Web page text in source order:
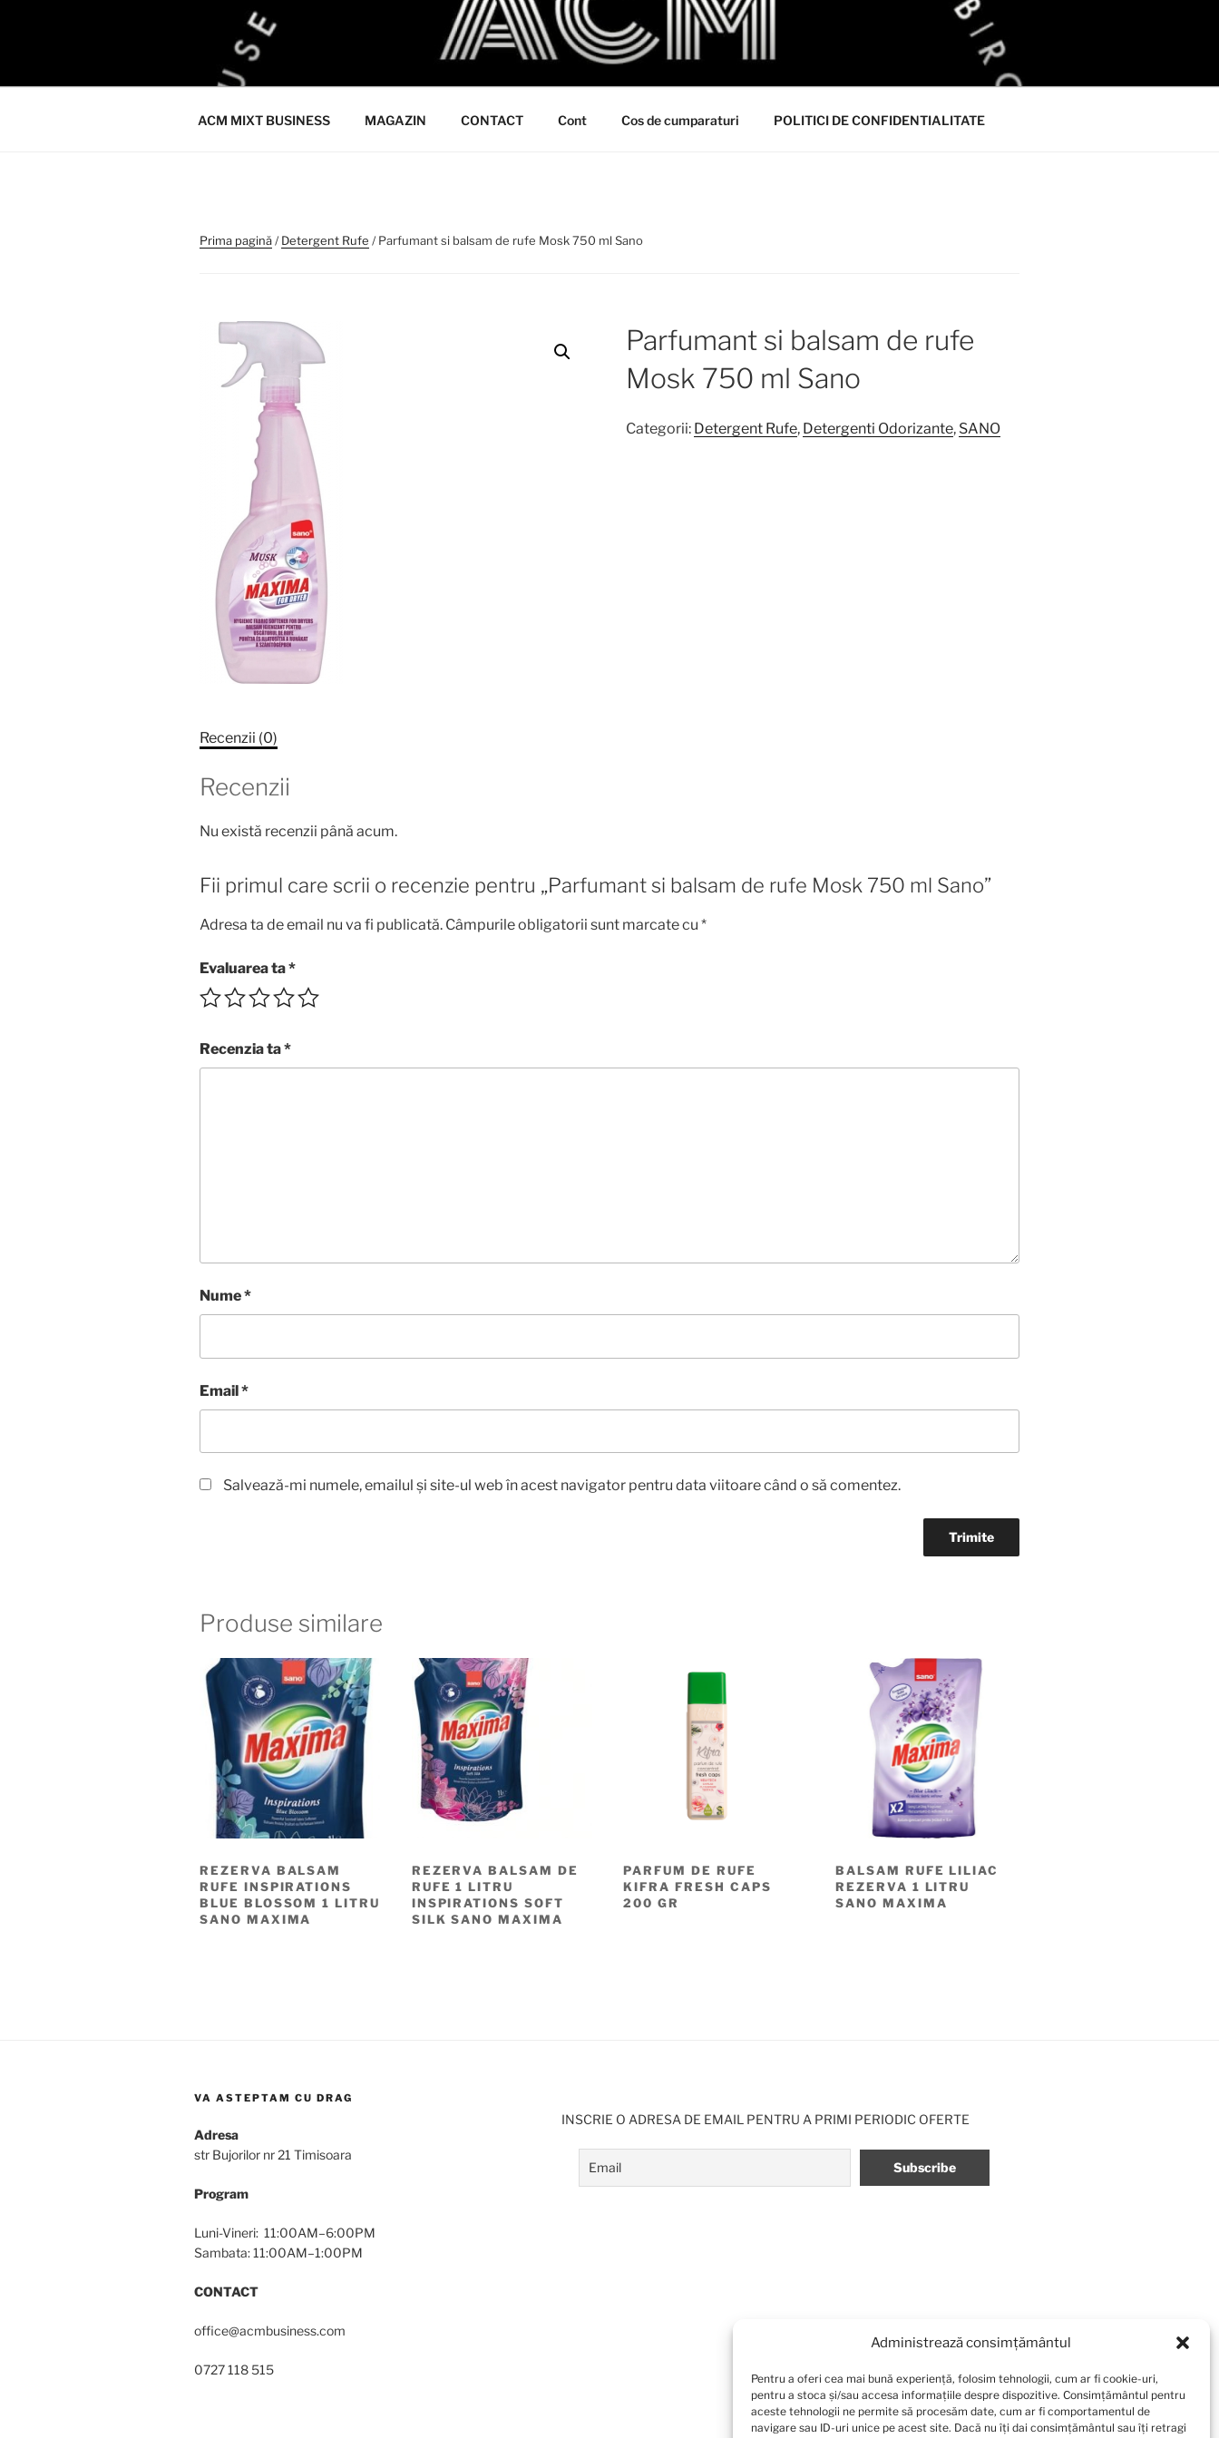
Administrează consimțământul
Pentru a oferi cea mai bună experiență, folosim tehnologii, cum ar fi cookie-uri,
pentru a stoca și/sau accesa informațiile despre dispozitive. Consimțământul pentru
aceste tehnologii ne permite să procesăm date, cum ar fi comportamentul de
navigare sau ID-uri unice pe acest site. Dacă nu îți dai consimțământul sau îți retragi
ACM
ACM VIRTUAL SHOP
ACM MIXT BUSINESS MAGAZIN CONTACT Cont Cos de cumparaturi POLITICI DE CONFIDENTIALITATE
Prima pagină/Detergent Rufe / Parfumant si balsam de rufe Mosk 750 ml Sano
Parfumant si balsam de rufe
Mosk 750 ml Sano
Categorii: Detergent Rufe, Detergenti Odorizante, SANO
Recenzii (0)
Recenzii
Nu există recenzii până acum.
Fii primul care scrii o recenzie pentru „Parfumant si balsam de rufe Mosk 750 ml Sano”
Adresa ta de email nu va fi publicată. Câmpurile obligatorii sunt marcate cu *
Evaluarea ta*
Recenzia ta*
Nume*
Email*
Salvează-mi numele, emailul și site-ul web în acest navigator pentru data viitoare când o să comentez.
Produse similare
REZERVA BALSAM
RUFE INSPIRATIONS
BLUE BLOSSOM 1 LITRU
SANO MAXIMA
REZERVA BALSAM DE
RUFE 1 LITRU
INSPIRATIONS SOFT
SILK SANO MAXIMA
PARFUM DE RUFE
KIFRA FRESH CAPS
200 GR
BALSAM RUFE LILIAC
REZERVA 1 LITRU
SANO MAXIMA
VA ASTEPTAM CU DRAG
Adresa
str Bujorilor nr 21 Timisoara
Program
Luni-Vineri: 11:00AM–6:00PM
Sambata: 11:00AM–1:00PM
CONTACT
office@acmbusiness.com
0727 118 515
INSCRIE O ADRESA DE EMAIL PENTRU A PRIMI PERIODIC OFERTE